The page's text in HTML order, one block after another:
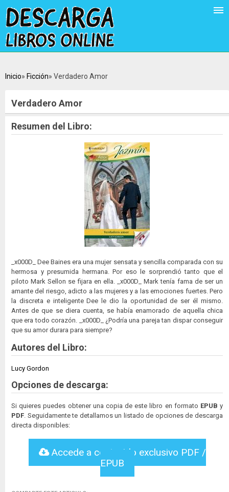
Inicio Ficción Verdadero Amor
Verdadero Amor
Resumen del Libro:
_x000D_ Dee Baines era una mujer sensata y sencilla comparada con su
hermosa y presumida hermana. Por eso le sorprendió tanto que el
piloto Mark Sellon se fijara en ella. _x000D_ Mark tenía fama de ser un
amante del riesgo, adicto a las mujeres y a las emociones fuertes. Pero
la discreta e inteligente Dee le dio la oportunidad de ser él mismo.
Antes de que se diera cuenta, se había enamorado de aquella chica
que era todo corazón. _x000D_ ¿Podría una pareja tan dispar conseguir
que su amor durara para siempre?
Autores del Libro:
Lucy Gordon
Opciones de descarga:
Si quieres puedes obtener una copia de este libro en formato EPUB y
PDF . Seguidamente te detallamos un listado de opciones de descarga
directa disponibles:
Accede a contenido exclusivo PDF /
EPUB